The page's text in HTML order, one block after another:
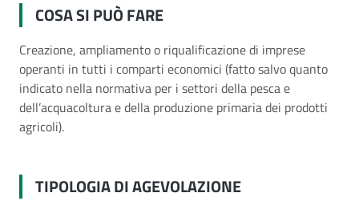
COSA SI PUÒ FARE
Creazione, ampliamento o riqualificazione di imprese
operanti in tutti i comparti economici (fatto salvo quanto
indicato nella normativa per i settori della pesca e
dell’acquacoltura e della produzione primaria dei prodotti
agricoli).
TIPOLOGIA DI AGEVOLAZIONE